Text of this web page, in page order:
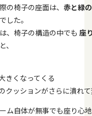
の椅子の座面は、 赤と緑
した。
、椅子の構造の中でも 座
、
きくなってくる
クッションがさらに潰れ
ム自体が無事でも座り心